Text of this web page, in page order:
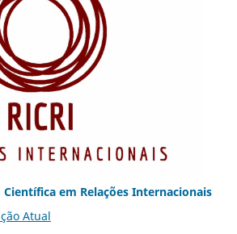
Científica em Relações Internacionais
Atual